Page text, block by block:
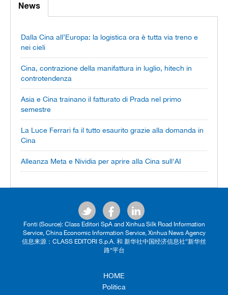
News
Dalla Cina all’Europa: la logistica ora è tutta via treno e
nei cieli
Cina, contrazione della manifattura in luglio, hitech in
controtendenza
Asia e Cina trainano il fatturato di Prada nel primo
semestre
La Luce Ferrari fa il tutto esaurito grazie alla domanda in
Cina
Alleanza Meta e Nividia per aprire alla Cina sull'AI
Fonti (Source): Class Editori SpA and Xinhua Silk Road Information
Service, China Economic Information Service, Xinhua News Agency
信息来源：CLASS EDITORI S.p.A. 和 新华社中国经济信息社“新华丝
路”平台
HOME
Politica